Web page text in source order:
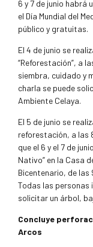
6 y 7 de junio habrá
el Día Mundial del
público y gratuitas.
El 4 de junio se
“Reforestación”, a
siembra, cuidado y
charla se puede
Ambiente Celaya.
El 5 de junio se
reforestación, a las
que el 6 y el 7 de
Nativo” en la Casa
Bicentenario, de
Todas las personas
solicitar un árbol,
Concluye
Arcos